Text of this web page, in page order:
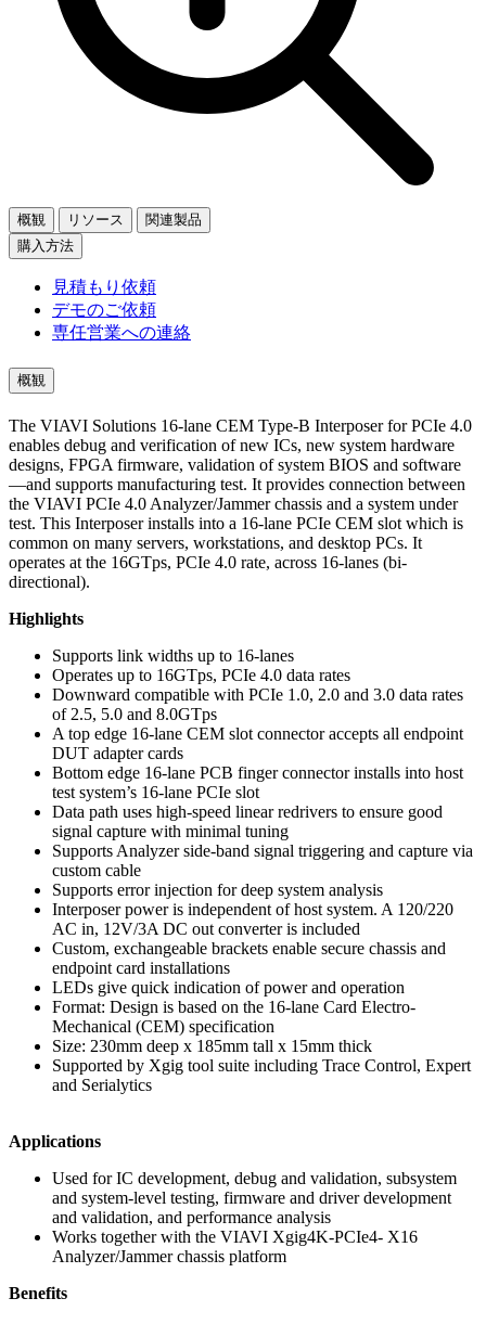
概観 リソース
関連製品
購入方法
見積もり依頼
デモのご依頼
専任営業への連絡
概観
The VIAVI Solutions 16-lane CEM Type-B Interposer for PCIe 4.0
enables debug and verification of new ICs, new system hardware
designs, FPGA firmware, validation of system BIOS and software
—and supports manufacturing test. It provides connection between
the VIAVI PCIe 4.0 Analyzer/Jammer chassis and a system under
test. This Interposer installs into a 16-lane PCIe CEM slot which is
common on many servers, workstations, and desktop PCs. It
operates at the 16GTps, PCIe 4.0 rate, across 16-lanes (bi-
directional).
Highlights
Supports link widths up to 16-lanes
Operates up to 16GTps, PCIe 4.0 data rates
Downward compatible with PCIe 1.0, 2.0 and 3.0 data rates
of 2.5, 5.0 and 8.0GTps
A top edge 16-lane CEM slot connector accepts all endpoint
DUT adapter cards
Bottom edge 16-lane PCB finger connector installs into host
test system’s 16-lane PCIe slot
Data path uses high-speed linear redrivers to ensure good
signal capture with minimal tuning
Supports Analyzer side-band signal triggering and capture via
custom cable
Supports error injection for deep system analysis
Interposer power is independent of host system. A 120/220
AC in, 12V/3A DC out converter is included
Custom, exchangeable brackets enable secure chassis and
endpoint card installations
LEDs give quick indication of power and operation
Format: Design is based on the 16-lane Card Electro-
Mechanical (CEM) specification
Size: 230mm deep x 185mm tall x 15mm thick
Supported by Xgig tool suite including Trace Control, Expert
and Serialytics
Applications
Used for IC development, debug and validation, subsystem
and system-level testing, firmware and driver development
and validation, and performance analysis
Works together with the VIAVI Xgig4K-PCIe4- X16
Analyzer/Jammer chassis platform
Benefits